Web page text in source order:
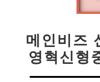
메인비즈
영혁신형